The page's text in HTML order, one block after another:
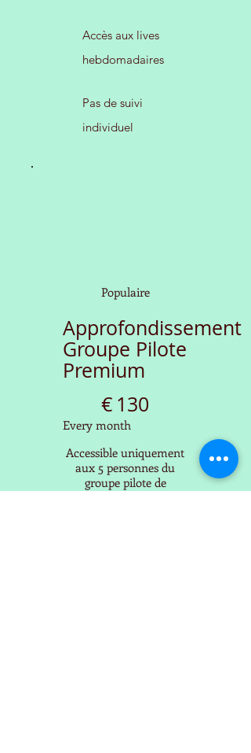
Accès aux lives
hebdomadaires
Pas de suivi
individuel
Populaire
Approfondissement
Groupe Pilote
Premium
€ 130
Every month
Accessible uniquement
aux 5 personnes du
groupe pilote de